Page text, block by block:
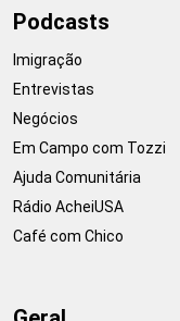
Podcasts
Imigração
Entrevistas
Negócios
Em Campo com Tozzi
Ajuda Comunitária
Rádio AcheiUSA
Café com Chico